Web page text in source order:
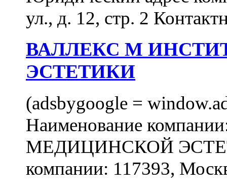
ул., д. 12, стр. 2
ВАЛЛЕКС М
ЭСТЕТИКИ
(adsbygoogle =
Наименование
МЕДИЦИНСКОЙ
компании: 117393,